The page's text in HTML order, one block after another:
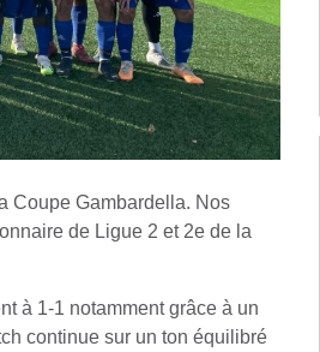
Coupe Gambardella. Nos
de Ligue 2 et 2e de la
à 1-1 notamment grâce à un
continue sur un ton équilibré